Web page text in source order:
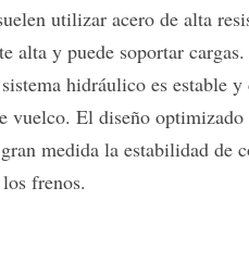
utilizar acero de alta
alta y puede soportar
hidráulico es estable
vuelco. El diseño optimizado
medida la estabilidad de
frenos.